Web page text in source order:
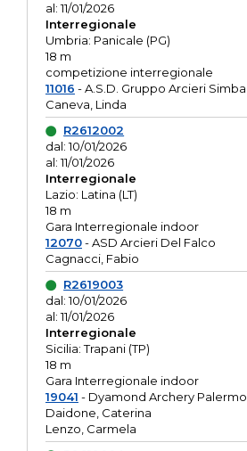
al: 11/01/2026
Interregionale
Umbria: Panicale (PG)
18 m
competizione interregionale
11016 - A.S.D. Gruppo Arcieri Simba
Caneva, Linda
R2612002
dal: 10/01/2026
al: 11/01/2026
Interregionale
Lazio: Latina (LT)
18 m
Gara Interregionale indoor
12070- ASD Arcieri Del Falco
Cagnacci, Fabio
R2619003
dal: 10/01/2026
al: 11/01/2026
Interregionale
Sicilia: Trapani (TP)
18 m
Gara Interregionale indoor
19041 - Dyamond Archery Palermo
Daidone, Caterina
Lenzo, Carmela